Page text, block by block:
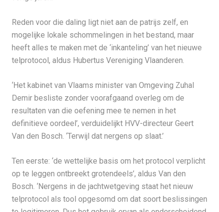
Reden voor die daling ligt niet aan de patrijs zelf, en
mogelijke lokale schommelingen in het bestand, maar
heeft alles te maken met de ‘inkanteling’ van het nieuwe
telprotocol, aldus Hubertus Vereniging Vlaanderen.
‘Het kabinet van Vlaams minister van Omgeving Zuhal
Demir besliste zonder voorafgaand overleg om de
resultaten van die oefening mee te nemen in het
definitieve oordeel’, verduidelijkt HVV-directeur Geert
Van den Bosch. ‘Terwijl dat nergens op slaat.’
Ten eerste: ‘de wettelijke basis om het protocol verplicht
op te leggen ontbreekt grotendeels’, aldus Van den
Bosch. ‘Nergens in de jachtwetgeving staat het nieuw
telprotocol als tool opgesomd om dat soort beslissingen